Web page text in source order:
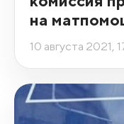
на
10 августа 2021,